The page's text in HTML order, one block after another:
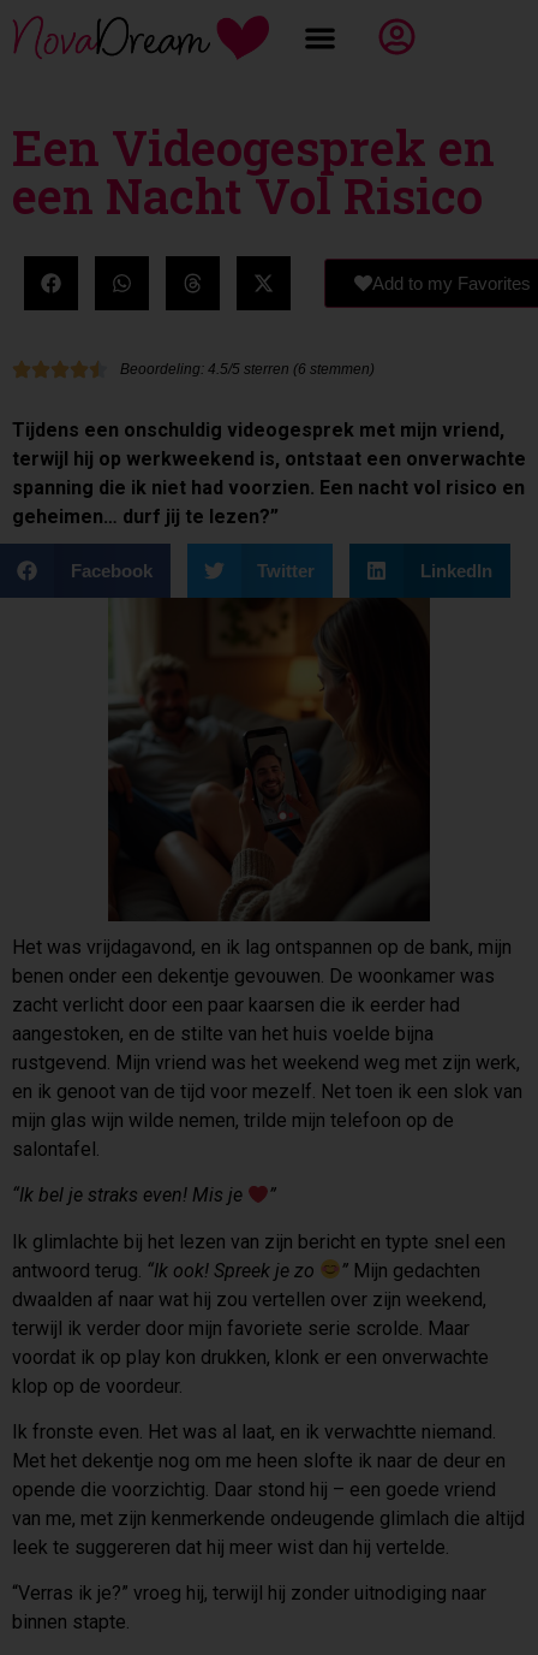
Een Videogesprek en
een Nacht Vol Risico
Add to my Favorites
Beoordeling: 4.5/5 sterren (6 stemmen)
Tijdens een onschuldig videogesprek met mijn vriend,
terwijl hij op werkweekend is, ontstaat een onverwachte
spanning die ik niet had voorzien. Een nacht vol risico en
geheimen… durf jij te lezen?”
Facebook Twitter LinkedIn
Het was vrijdagavond, en ik lag ontspannen op de bank, mijn
benen onder een dekentje gevouwen. De woonkamer was
zacht verlicht door een paar kaarsen die ik eerder had
aangestoken, en de stilte van het huis voelde bijna
rustgevend. Mijn vriend was het weekend weg met zijn werk,
en ik genoot van de tijd voor mezelf. Net toen ik een slok van
mijn glas wijn wilde nemen, trilde mijn telefoon op de
salontafel.
“Ik bel je straks even! Mis je ”
Ik glimlachte bij het lezen van zijn bericht en typte snel een
antwoord terug. “Ik ook! Spreek je zo ” Mijn gedachten
dwaalden af naar wat hij zou vertellen over zijn weekend,
terwijl ik verder door mijn favoriete serie scrolde. Maar
voordat ik op play kon drukken, klonk er een onverwachte
klop op de voordeur.
Ik fronste even. Het was al laat, en ik verwachtte niemand.
Met het dekentje nog om me heen slofte ik naar de deur en
opende die voorzichtig. Daar stond hij – een goede vriend
van me, met zijn kenmerkende ondeugende glimlach die altijd
leek te suggereren dat hij meer wist dan hij vertelde.
“Verras ik je?” vroeg hij, terwijl hij zonder uitnodiging naar
binnen stapte.